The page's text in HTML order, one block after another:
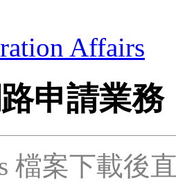
Affairs
申請業務
檔案下載後